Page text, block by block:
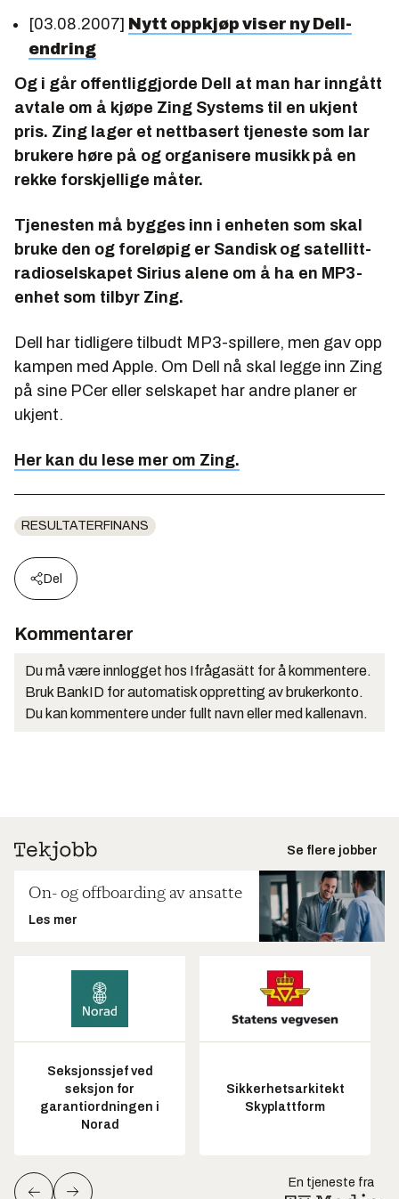
[03.08.2007] Nytt oppkjøp viser ny Dell-
endring
Og i går offentliggjorde Dell at man har inngått
avtale om å kjøpe Zing Systems til en ukjent
pris. Zing lager et nettbasert tjeneste som lar
brukere høre på og organisere musikk på en
rekke forskjellige måter.
Tjenesten må bygges inn i enheten som skal
bruke den og foreløpig er Sandisk og satellitt-
radioselskapet Sirius alene om å ha en MP3-
enhet som tilbyr Zing.
Dell har tidligere tilbudt MP3-spillere, men gav opp
kampen med Apple. Om Dell nå skal legge inn Zing
på sine PCer eller selskapet har andre planer er
ukjent.
Her kan du lese mer om Zing.
RESULTATERFINANS
Del
Kommentarer
Du må være innlogget hos Ifrågasätt for å kommentere.
Bruk BankID for automatisk oppretting av brukerkonto.
Du kan kommentere under fullt navn eller med kallenavn.
Se flere jobber
On- og offboarding av ansatte
Les mer
Seksjonssjef ved
seksjon for
garantiordningen i
Norad
Sikkerhetsarkitekt
Skyplattform
En tjeneste fra